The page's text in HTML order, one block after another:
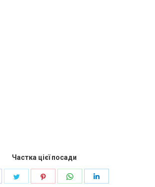
Частка цієї посади
ПоділітьсяПоділітьсяПоділіться